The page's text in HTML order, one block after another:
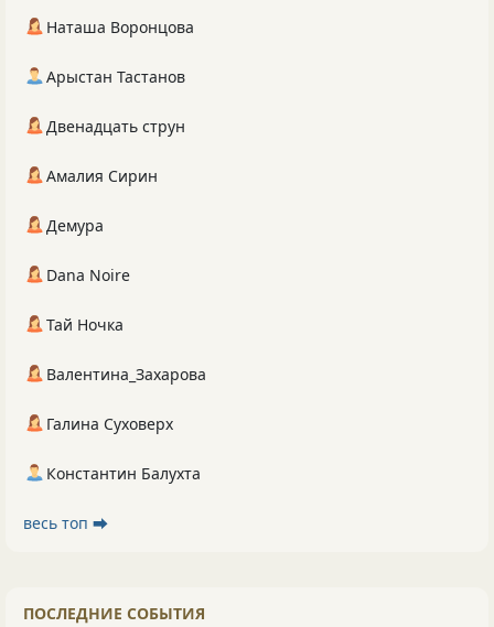
Наташа Воронцова
Арыстан Тастанов
Двенадцать струн
Амалия Сирин
Демура
Dana Noire
Тай Ночка
Валентина_Захарова
Галина Суховерх
Константин Балухта
весь топ ⮕
ПОСЛЕДНИЕ СОБЫТИЯ